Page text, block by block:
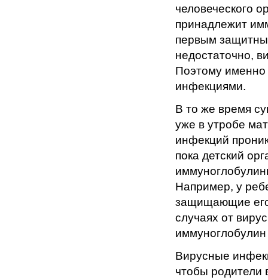
человеческого
принадлежит
первым
недостаточно,
Поэтому
инфекциями.
В то же время
уже в утробе
инфекций
пока детский
Например, у
защищающие его
случаях от
Вирусные
чтобы родители